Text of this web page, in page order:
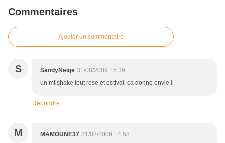
Commentaires
Ajouter un commentaire
S SandyNeige 31/08/2009 15:39
un milshake tout rose et estival, ca donne envie !
Répondre
M MAMOUNE37 31/08/2009 14:58